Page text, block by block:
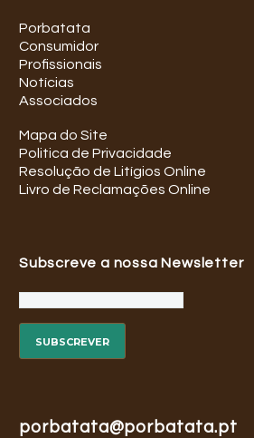
Porbatata
Consumidor
Profissionais
Notícias
Associados
Mapa do Site
Politica de Privacidade
Resolução de Litígios Online
Livro de Reclamações Online
Subscreve a nossa Newsletter
porbatata@porbatata.pt